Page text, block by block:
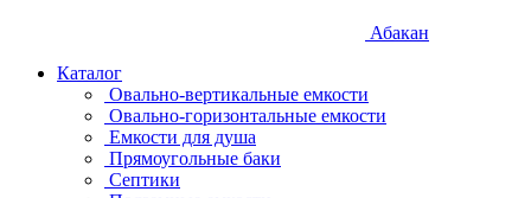
Абакан
Каталог
Овально-вертикальные емкости
Овально-горизонтальные емкости
Емкости для душа
Прямоугольные баки
Септики